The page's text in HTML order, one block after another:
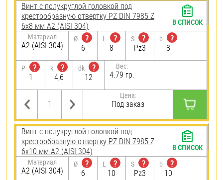
Винт с полукруглой головкой под
крестообразную отвертку PZ DIN 7985 Z
6х8 мм А2 (AISI 304)
Материал
А2 (AISI 304)
Ø
?
6
L
?
8
S
?
Pz3
b
?
8
P
?
1
k
?
4,6
dk
?
12
Вес:
4.79 гр.
Цена:
Под заказ
В СПИСОК
Винт с полукруглой головкой под
крестообразную отвертку PZ DIN 7985 Z
6х10 мм А2 (AISI 304)
Материал
А2 (AISI 304)
Ø
?
6
L
?
10
S
?
Pz3
b
?
10
В СПИСОК